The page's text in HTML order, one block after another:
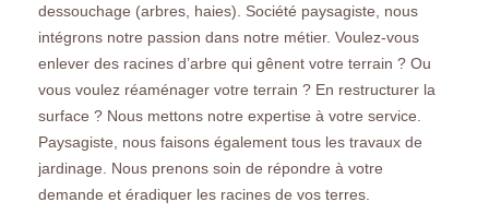
dessouchage (arbres, haies). Société paysagiste, nous
intégrons notre passion dans notre métier. Voulez-vous
enlever des racines d’arbre qui gênent votre terrain ? Ou
vous voulez réaménager votre terrain ? En restructurer la
surface ? Nous mettons notre expertise à votre service.
Paysagiste, nous faisons également tous les travaux de
jardinage. Nous prenons soin de répondre à votre
demande et éradiquer les racines de vos terres.